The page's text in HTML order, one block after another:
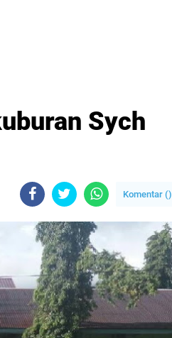
Sych
Komentar ()